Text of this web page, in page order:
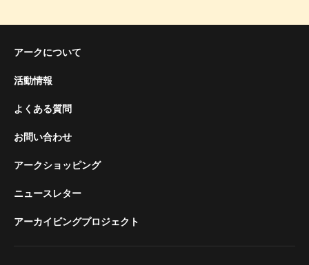
アークについて
活動情報
よくある質問
お問い合わせ
アークショッピング
ニュースレター
アーカイビングプロジェクト